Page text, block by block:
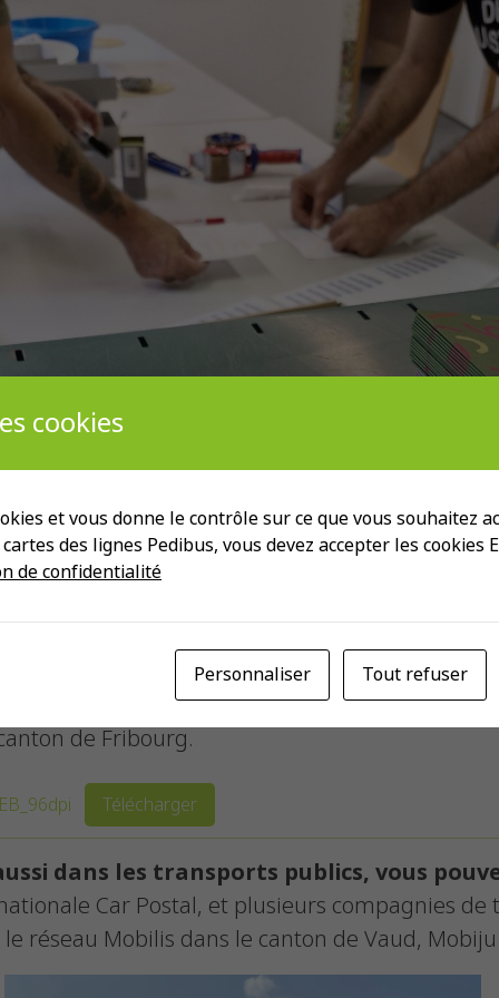
sont produits par les ateliers de
de Fribourg.
Télécharger
dans les transports publics, vous
Car Postal, et plusieurs compagnies
le réseau Mobilis dans le canton de Vaud,
cookies
et vous donne le contrôle sur ce que vous souhaitez
des lignes Pedibus, vous devez accepter les cookies
de confidentialité
Personnaliser Tout refuser